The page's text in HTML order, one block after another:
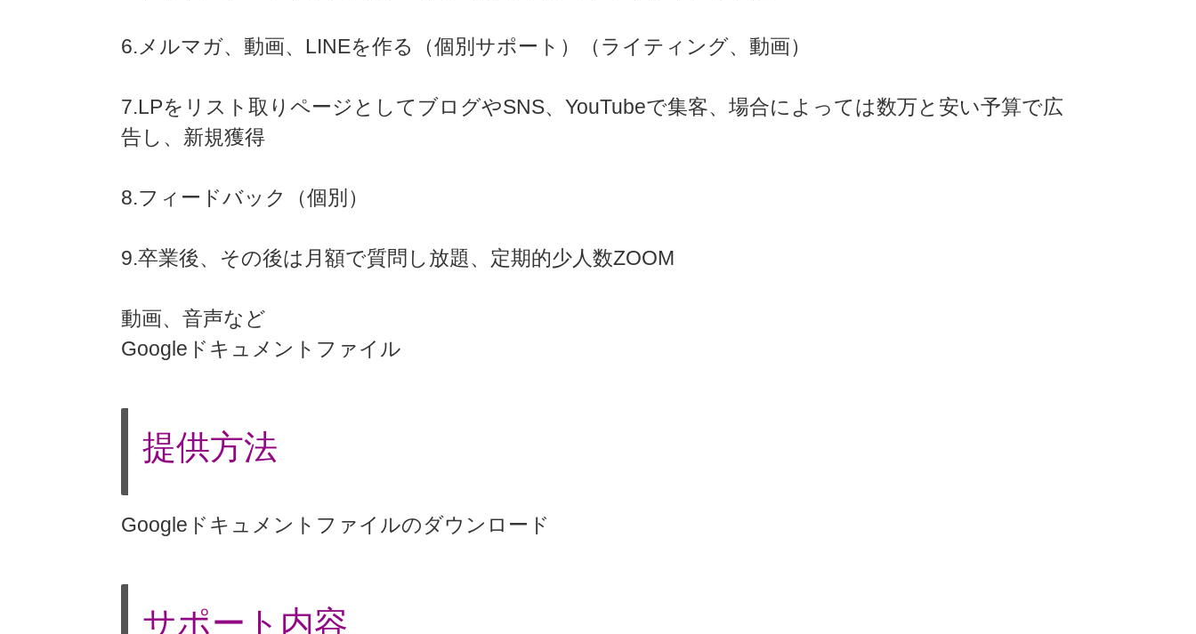
6.メルマガ、動画、LINEを作る（個別サポート）（ライティング、動画）
7.LPをリスト取りページとしてブログやSNS、YouTubeで集客、場合によっては数万と安い予算で広
告し、新規獲得
8.フィードバック（個別）
9.卒業後、その後は月額で質問し放題、定期的少人数ZOOM
動画、音声など
Googleドキュメントファイル
提供方法
Googleドキュメントファイルのダウンロード
サポート内容